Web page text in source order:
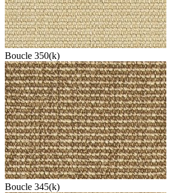
Boucle 350(k)
Boucle 345(k)